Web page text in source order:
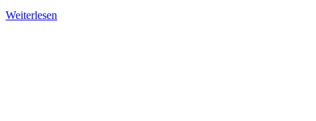
Weiterlesen